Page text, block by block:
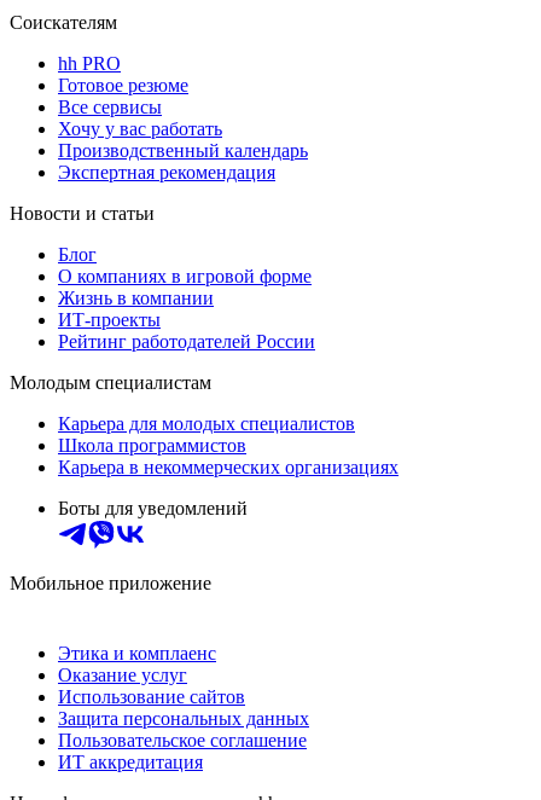
Соискателям
hh PRO
Готовое резюме
Все сервисы
Хочу у вас работать
Производственный календарь
Экспертная рекомендация
Новости и статьи
Блог
О компаниях в игровой форме
Жизнь в компании
ИТ-проекты
Рейтинг работодателей России
Молодым специалистам
Карьера для молодых специалистов
Школа программистов
Карьера в некоммерческих организациях
Боты для уведомлений
Мобильное приложение
Этика и комплаенс
Оказание услуг
Использование сайтов
Защита персональных данных
Пользовательское соглашение
ИТ аккредитация